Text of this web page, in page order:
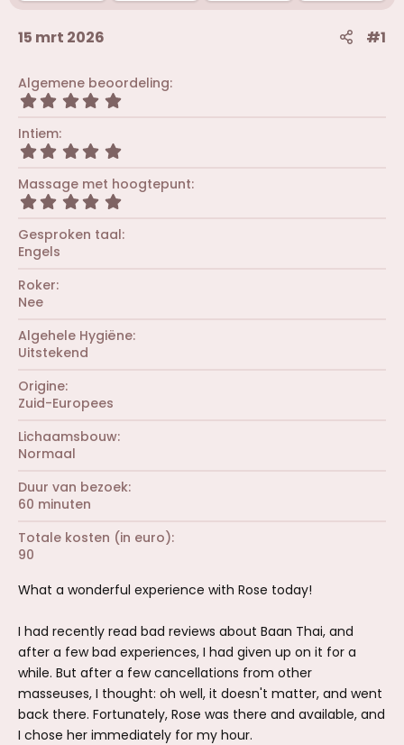
15 mrt 2026 #1
Algemene beoordeling
5
s
e
r
r
e
Intiem
5
0
0
s
e
Massage met hoogtepunt
5
0
0
r
e
Gesproken taal
Engels
Roker
Nee
Algehele Hygiëne
Uitstekend
Origine
Zuid-Europees
Lichaamsbouw
Normaal
Duur van bezoek
60 minuten
Totale kosten (in euro)
90
What a wonderful experience with Rose today!
I had recently read bad reviews about Baan Thai, and
after a few bad experiences, I had given up on it for a
while. But after a few cancellations from other
masseuses, I thought: oh well, it doesn't matter, and went
back there. Fortunately, Rose was there and available, and
I chose her immediately for my hour.